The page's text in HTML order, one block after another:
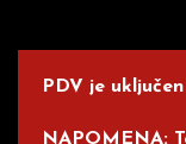
PDV je
NAPOMENA: